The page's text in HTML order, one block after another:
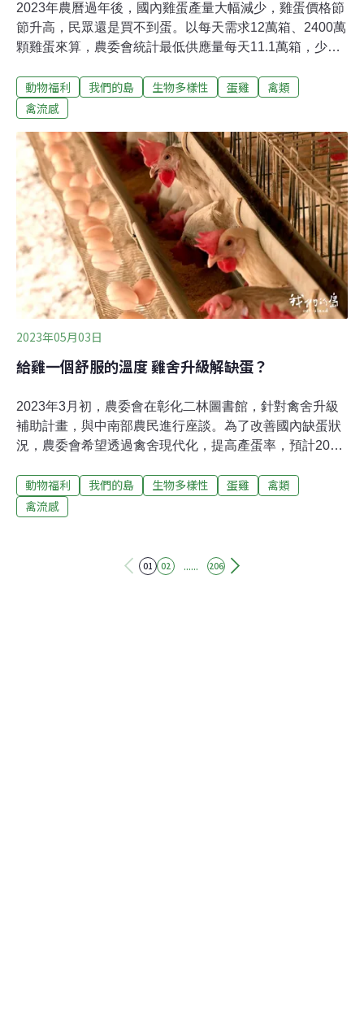
2023年農曆過年後，國內雞蛋產量大幅減少，雞蛋價格節
節升高，民眾還是買不到蛋。以每天需求12萬箱、2400萬
顆雞蛋來算，農委會統計最低供應量每天11.1萬箱，少了
箱，一天缺300萬顆，蛋商與蛋農則認為，實際缺口達到
每天少400～500百萬顆雞蛋，供需嚴重失衡。如何解決缺
象，農委會開放雞蛋進口。3月分從美日澳三國進口約700
萬顆，4月再新增可向泰國、菲律賓、新加坡總共10個國
家進口雞蛋，預計4月進口3500萬顆，5月進口7000萬
顆，若有需要也將持續開放。不怕蛋行不載蛋 下一個價錢
更好！實際缺蛋有多嚴重？台北市南港區的蛋行，每天早
上，一台台貨車會把前一天從產地載上來的雞蛋搬上車，
再沿著路線分送給飯店、菜市場、美食街等固定客戶。原
本每兩天從彰化和屏東可以載到2700箱蛋，不過缺蛋以
來，
動物福利 我們的島 生物多樣性 蛋雞
禽類
禽流感
2023年05月03日
給雞一個舒服的溫度 雞舍升級解缺蛋？
2023年3月初，農委會在彰化二林圖書館，針對禽舍升級
補助計畫，與中南部農民進行座談。為了改善國內缺蛋狀
況，農委會希望透過禽舍現代化，提高產蛋率，預計2023
供舒適溫度 希望阻絕病媒進入國內蛋雞場八成五以上，都
是傳統開放式雞場，面對越來越頻繁的極熱與極冷天氣，
雞隻處在舒適的溫度環境，產蛋率相對穩定，還有開放式
動物福利 我們的島 生物多樣性 蛋雞
禽類
禽流感
01 02 ...... 206